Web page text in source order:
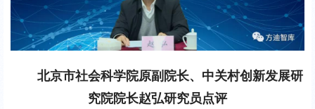
北京市社会科学院原副院长、中关村创新发展研
究院院长赵弘研究员点评